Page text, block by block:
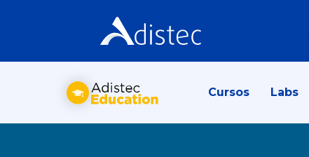
Cursos Labs